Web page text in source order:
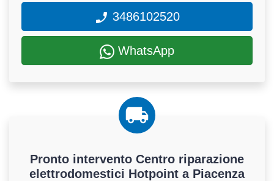
3486102520
WhatsApp
Pronto intervento Centro riparazione
elettrodomestici Hotpoint a Piacenza